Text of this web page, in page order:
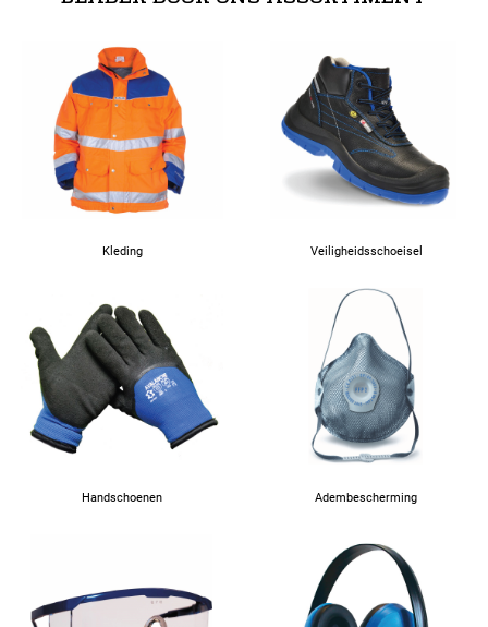
Kleding Veiligheidsschoeisel
Handschoenen Adembescherming